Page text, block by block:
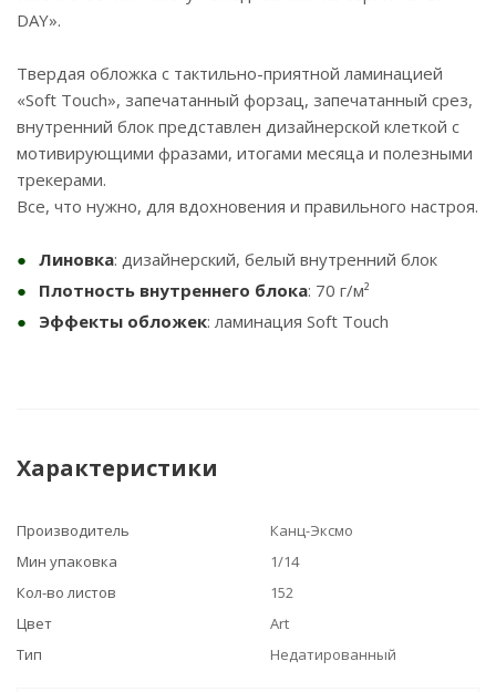
DAY».
Твердая обложка с тактильно-приятной ламинацией
«Soft Touch», запечатанный форзац, запечатанный срез,
внутренний блок представлен дизайнерской клеткой с
мотивирующими фразами, итогами месяца и полезными
трекерами.
Все, что нужно, для вдохновения и правильного настроя.
Линовка: дизайнерский, белый внутренний блок
Плотность внутреннего блока: 70 г/м²
Эффекты обложек: ламинация Soft Touch
Характеристики
Производитель
Канц-Эксмо
Мин упаковка
1/14
Кол-во листов
152
Цвет
Art
Тип
Недатированный